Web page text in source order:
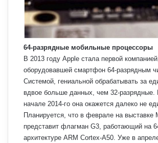
64-разрядные мобильные процессоры
В 2013 году Apple стала первой
оборудовавшей смартфон 64-разрядным
Системой, гениальной обрабатывать за
вдвое больше данных, чем 32-разрядные.
начале 2014-го она окажется далеко не
Планируется, что в феврале на выставке
представит флагман G3, работающий на
архитектуре ARM Cortex-A50. Уже в